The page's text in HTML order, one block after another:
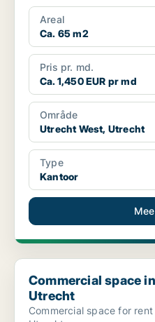
Areal
Ca. 65 m2
Pris pr. md.
Ca. 1,450 EUR pr md
Område
Utrecht West, Utrecht
Type
Kantoor
Commercial space in Utrecht
Commercial space
Utrecht
Commercial space for